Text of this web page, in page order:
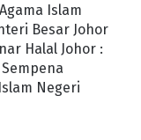
Islam
Besar Johor
Halal Johor :
Negeri